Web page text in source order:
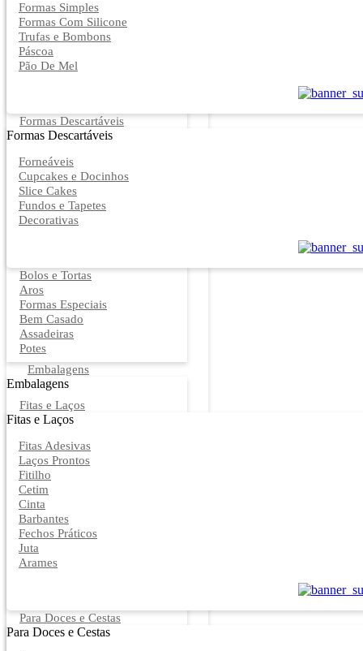
Formas Simples
Formas Com Silicone
Trufas e Bombons
Páscoa
Pão De Mel
Formas Descartáveis
Formas Descartáveis
Forneáveis
Cupcakes e Docinhos
Slice Cakes
Fundos e Tapetes
Decorativas
Bolos e Tortas
Aros
Formas Especiais
Bem Casado
Assadeiras
Potes
Embalagens
Embalagens
Fitas e Laços
Fitas e Laços
Fitas Adesivas
Laços Prontos
Fitilho
Cetim
Cinta
Barbantes
Fechos Práticos
Juta
Arames
Para Doces e Cestas
Para Doces e Cestas